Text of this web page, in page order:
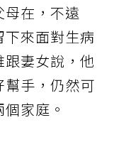
在，不遠
來面對生病
妻女說，他
手，仍然可
家庭。